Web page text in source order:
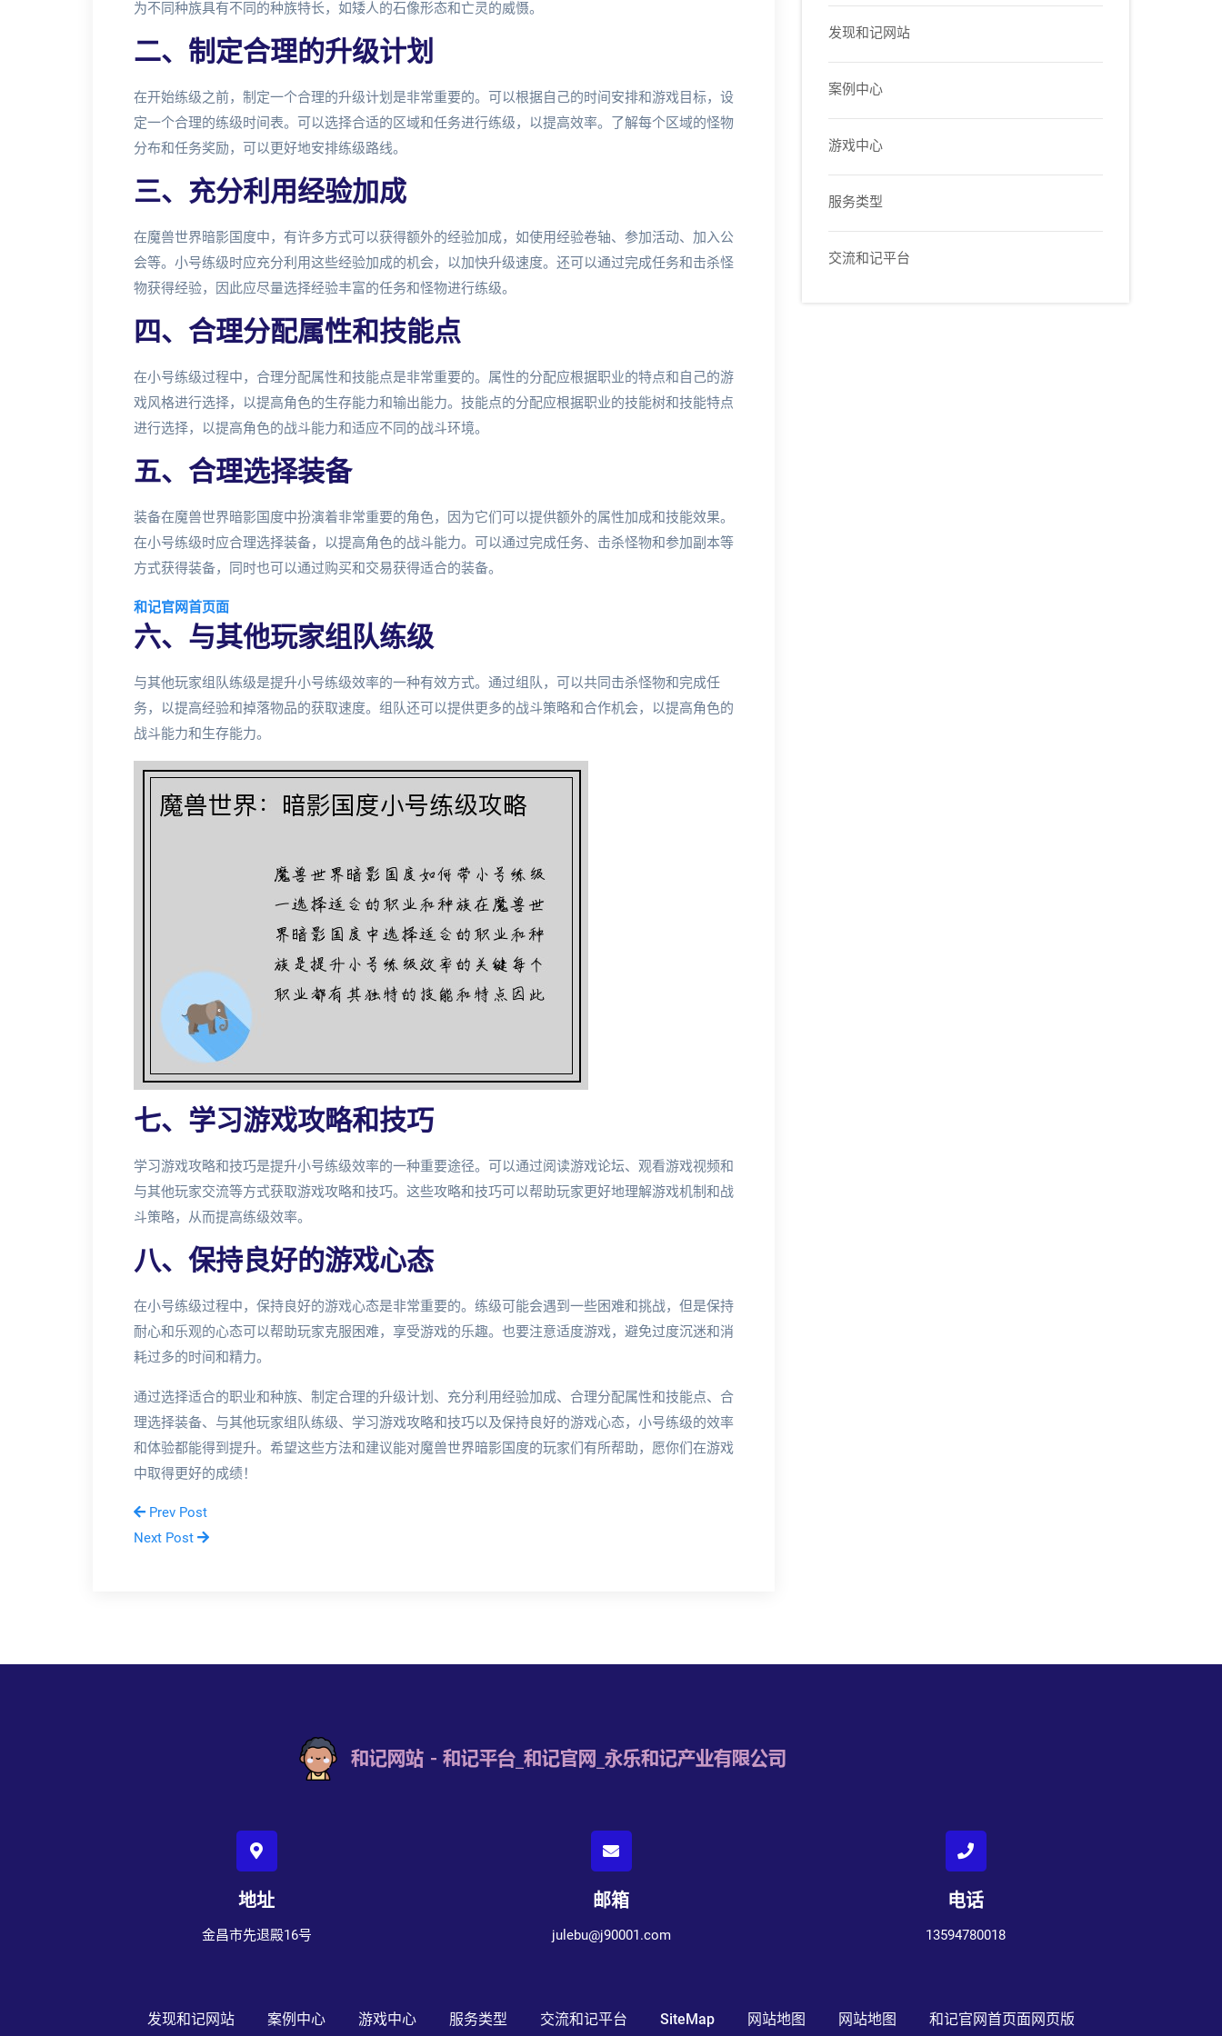
为不同种族具有不同的种族特长，如矮人的石像形态和亡灵的威慑。
二、制定合理的升级计划
在开始练级之前，制定一个合理的升级计划是非常重要的。可以根据自己的时间安排和游戏目标，设
定一个合理的练级时间表。可以选择合适的区域和任务进行练级，以提高效率。了解每个区域的怪物
分布和任务奖励，可以更好地安排练级路线。
三、充分利用经验加成
在魔兽世界暗影国度中，有许多方式可以获得额外的经验加成，如使用经验卷轴、参加活动、加入公
会等。小号练级时应充分利用这些经验加成的机会，以加快升级速度。还可以通过完成任务和击杀怪
物获得经验，因此应尽量选择经验丰富的任务和怪物进行练级。
四、合理分配属性和技能点
在小号练级过程中，合理分配属性和技能点是非常重要的。属性的分配应根据职业的特点和自己的游
戏风格进行选择，以提高角色的生存能力和输出能力。技能点的分配应根据职业的技能树和技能特点
进行选择，以提高角色的战斗能力和适应不同的战斗环境。
五、合理选择装备
装备在魔兽世界暗影国度中扮演着非常重要的角色，因为它们可以提供额外的属性加成和技能效果。
在小号练级时应合理选择装备，以提高角色的战斗能力。可以通过完成任务、击杀怪物和参加副本等
方式获得装备，同时也可以通过购买和交易获得适合的装备。
和记官网首页面
六、与其他玩家组队练级
与其他玩家组队练级是提升小号练级效率的一种有效方式。通过组队，可以共同击杀怪物和完成任
务，以提高经验和掉落物品的获取速度。组队还可以提供更多的战斗策略和合作机会，以提高角色的
战斗能力和生存能力。
七、学习游戏攻略和技巧
学习游戏攻略和技巧是提升小号练级效率的一种重要途径。可以通过阅读游戏论坛、观看游戏视频和
与其他玩家交流等方式获取游戏攻略和技巧。这些攻略和技巧可以帮助玩家更好地理解游戏机制和战
斗策略，从而提高练级效率。
八、保持良好的游戏心态
在小号练级过程中，保持良好的游戏心态是非常重要的。练级可能会遇到一些困难和挑战，但是保持
耐心和乐观的心态可以帮助玩家克服困难，享受游戏的乐趣。也要注意适度游戏，避免过度沉迷和消
耗过多的时间和精力。
通过选择适合的职业和种族、制定合理的升级计划、充分利用经验加成、合理分配属性和技能点、合
理选择装备、与其他玩家组队练级、学习游戏攻略和技巧以及保持良好的游戏心态，小号练级的效率
和体验都能得到提升。希望这些方法和建议能对魔兽世界暗影国度的玩家们有所帮助，愿你们在游戏
中取得更好的成绩！
Prev Post
Next Post
发现和记网站
案例中心
游戏中心
服务类型
交流和记平台
地址
金昌市先退殿16号
邮箱
julebu@j90001.com
电话
13594780018
发现和记网站 案例中心 游戏中心 服务类型 交流和记平台 SiteMap 网站地图 网站地图 和记官网首页面网页版